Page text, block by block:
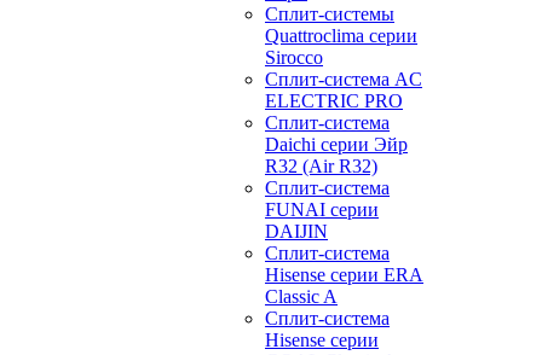
Сплит-системы
Quattroclima серии
Sirocco
Сплит-система AC
ELECTRIC PRO
Сплит-система
Daichi серии Эйр
R32 (Air R32)
Сплит-система
FUNAI серии
DAIJIN
Сплит-система
Hisense серии ERA
Classic A
Сплит-система
Hisense серии